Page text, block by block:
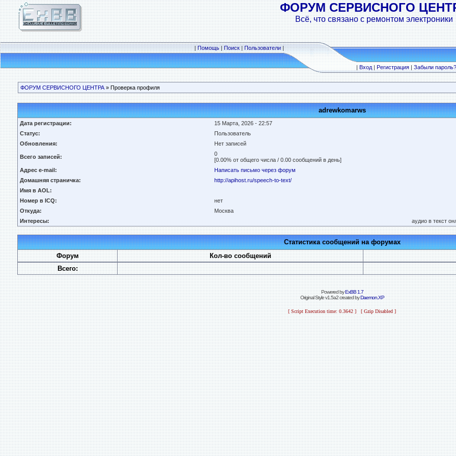
ФОРУМ СЕРВИСНОГО
Всё, что связано с ремонтом электроники
|Помощь|Поиск|Пользователи|
|Вход|Регистрация|Забыли пароль?
ФОРУМ СЕРВИСНОГО ЦЕНТРА » Проверка профиля
adrewkomarws
Дата регистрации:
15 Марта, 2026 - 22:57
Статус:
Пользователь
Обновления:
Нет записей
Всего записей:
0
[0.00% от общего числа / 0.00 сообщений в день]
Адрес e-mail:
Написать письмо через форум
Домашняя страничка:
http://apihost.ru/speech-to-text/
Имя в AOL:
Номер в ICQ:
нет
Откуда:
Москва
Интересы:
аудио в текст
Статистика сообщений на форумах
Форум
Кол-во сообщений
Всего:
Powered byExBB 1.7
Original Style v1.5a2 created byDaemon.XP
[ Script Execution time: 0.3642 ] [ Gzip Disabled ]